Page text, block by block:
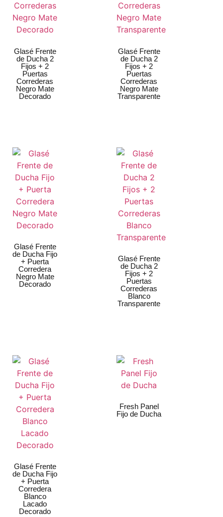
Glasé Frente
de Ducha 2
Fijos + 2
Puertas
Correderas
Negro Mate
Decorado
Glasé Frente
de Ducha 2
Fijos + 2
Puertas
Correderas
Negro Mate
Transparente
Glasé Frente
de Ducha Fijo
+ Puerta
Corredera
Negro Mate
Decorado
Glasé Frente
de Ducha 2
Fijos + 2
Puertas
Correderas
Blanco
Transparente
Glasé Frente
de Ducha Fijo
+ Puerta
Corredera
Blanco
Lacado
Decorado
Fresh Panel
Fijo de Ducha